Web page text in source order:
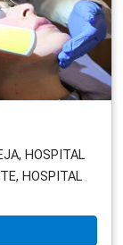
HOSPITAL
HOSPITAL